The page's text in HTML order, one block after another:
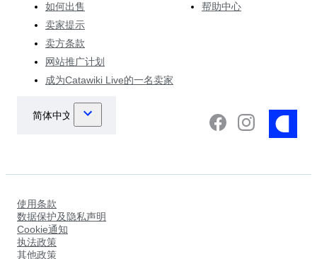
如何出售
卖家提示
卖方条款
网站推广计划
成为Catawiki Live的一名卖家
帮助中心
使用条款
数据保护及隐私声明
Cookie通知
执法政策
其他政策